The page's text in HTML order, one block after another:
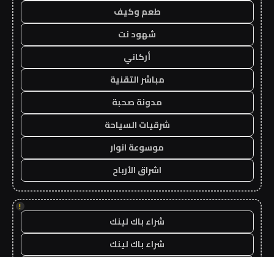
طعم وكيف
شهود نت
أركاني
مباشر التقنية
مدونة صحبة
شرقيات السياحة
موسوعة انوار
اشراق الأرباح
!
شراء باك لينك
شراء باك لينك